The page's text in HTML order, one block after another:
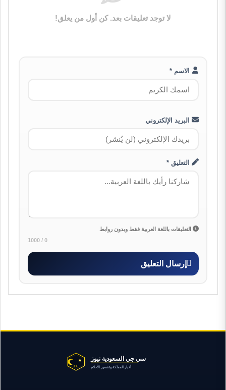
لا توجد تعليقات بعد. كن أول من يعلق!
الاسم *
البريد الإلكتروني
التعليق *
التعليقات باللغة العربية فقط وبدون روابط
0 / 1000
إرسال التعليق